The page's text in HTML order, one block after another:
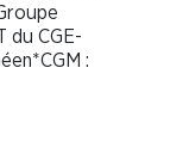
du CGE-
: